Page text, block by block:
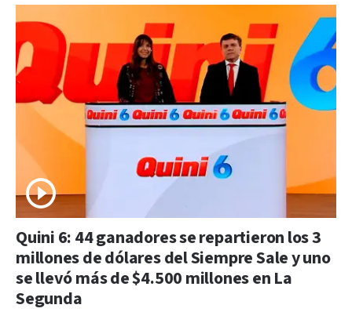
Quini 6: 44 ganadores se repartieron los 3
millones de dólares del Siempre Sale y uno
se llevó más de $4.500 millones en La
Segunda